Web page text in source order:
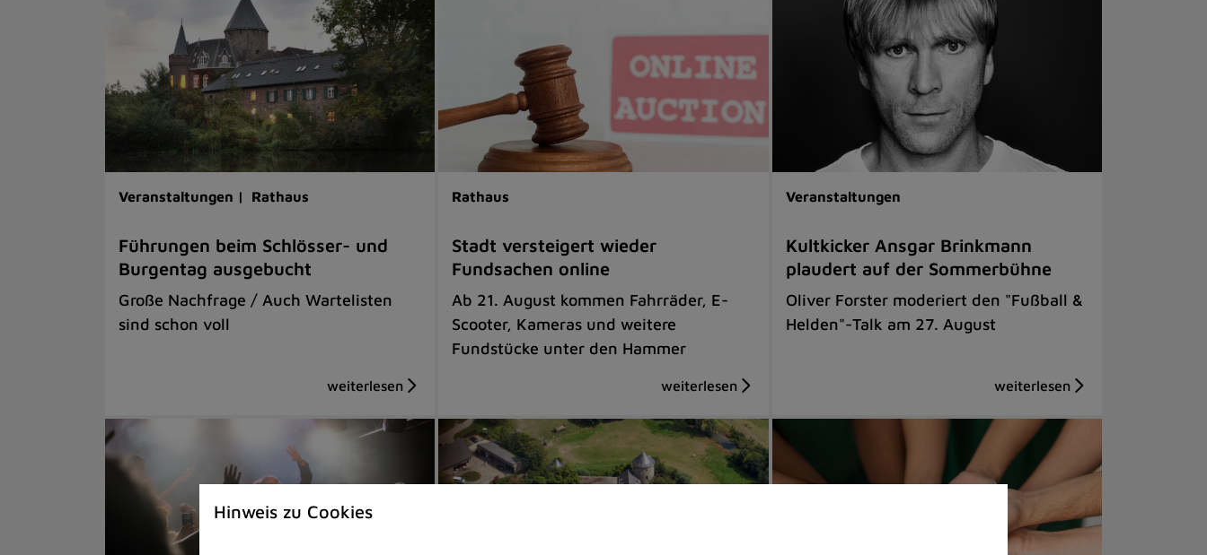
Veranstaltungen | Rathaus
Führungen beim Schlösser- und
Burgentag ausgebucht
Große Nachfrage / Auch Wartelisten
sind schon voll
Rathaus
Stadt versteigert wieder
Fundsachen online
Ab 21. August kommen Fahrräder, E-
Scooter, Kameras und weitere
Fundstücke unter den Hammer
Veranstaltungen
Kultkicker Ansgar Brinkmann
plaudert auf der Sommerbühne
Oliver Forster moderiert den "Fußball &
Helden"-Talk am 27. August
Hinweis zu Cookies